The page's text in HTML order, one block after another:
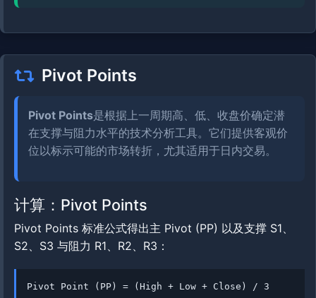
Pivot Points
Pivot Points是根据上一周期高、低、收盘价确定潜
在支撑与阻力水平的技术分析工具。它们提供客观价
位以标示可能的市场转折，尤其适用于日内交易。
计算：Pivot Points
Pivot Points 标准公式得出主 Pivot (PP) 以及支撑 S1、
S2、S3 与阻力 R1、R2、R3：
Pivot Point (PP) = (High + Low + Close) / 3